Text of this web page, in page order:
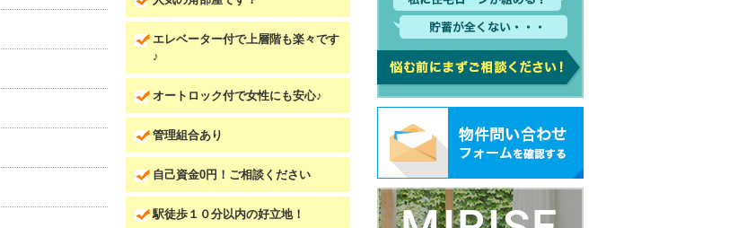
エレベーター付で上層階も楽々です
♪
オートロック付で女性にも安心♪
管理組合あり
自己資金0円！ご相談ください
駅徒歩１０分以内の好立地！